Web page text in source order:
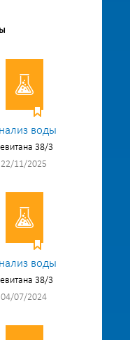
воды
38/3
22/11/2025
воды
38/3
04/07/2024